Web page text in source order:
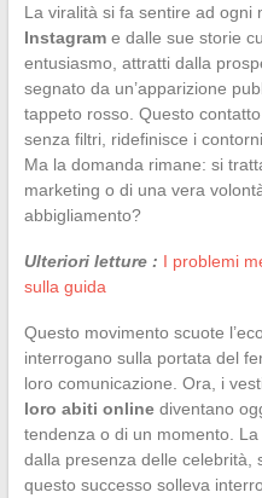
La viralità si fa sentire ad ogni
Instagrame dalle sue storie
entusiasmo, attratti dalla
segnato da un’apparizione
tappeto rosso. Questo
senza filtri, ridefinisce i
Ma la domanda rimane: si
marketing o di una vera
abbigliamento?
Ulteriori letture : I problemi
sulla guida
Questo movimento scuote
interrogano sulla portata del
loro comunicazione. Ora, i
loro abiti onlinediventano
tendenza o di un momento.
dalla presenza delle celebrità,
questo successo solleva